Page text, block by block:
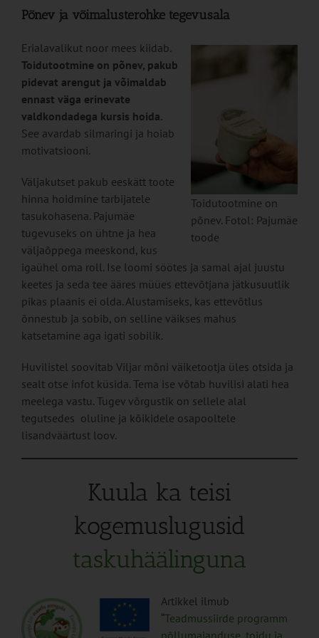
Põnev ja võimalusterohke tegevusala
Toidutootmine on
põnev. Fotol: Pajumäe
toode
Erialavalikut noor mees kiidab.
Toidutootmine on põnev, pakub
pidevat arengut ja võimaldab
ennast väga erinevate
valdkondadega kursis hoida.
See avardab silmaringi ja hoiab
motivatsiooni.
Väljakutset pakub eeskätt toote
hinna hoidmine tarbijatele
tasukohasena. Pajumäe
tugevuseks on ühtne ja hea
väljaõppega meeskond, kus
igaühel oma roll. Ise loomi söötes ja samal ajal juustu
keetes ja seda tee ääres müües ettevõtjana jätkusuutlik
pikas plaanis ei olda. Alustamiseks, kas ettevõtlus
õnnestub ja sobib, on selline väikses mahus
katsetamine aga igati sobilik.
Huvilistel soovitab Viljar mõni väiketootja üles otsida ja
sealt otse infot küsida. Tema ise võtab huvilisi alati hea
meelega vastu. Tugev võrgustik on sellele alal
tegutsedes oluline ja kõikidele osapooltele
lisandväärtust loov.
Kuula ka teisi
kogemuslugusid
taskuhäälinguna
Artikkel ilmub
“Teadmussiirde programm
põllumajanduse, toidu ja